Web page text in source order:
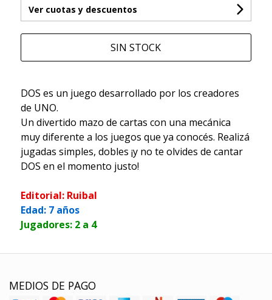
Ver cuotas y descuentos
SIN STOCK
DOS es un juego desarrollado por los creadores
de UNO.
Un divertido mazo de cartas con una mecánica
muy diferente a los juegos que ya conocés. Realizá
jugadas simples, dobles ¡y no te olvides de cantar
DOS en el momento justo!
Editorial: Ruibal
Edad: 7 años
Jugadores: 2 a 4
MEDIOS DE PAGO